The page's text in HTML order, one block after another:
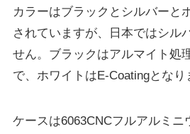
カラーはブラックとシルバーと
されていますが、日本ではシル
せん。ブラックはアルマイト処
で、ホワイトはE-Coatingとなり
ケースは6063CNCフルアルミニ